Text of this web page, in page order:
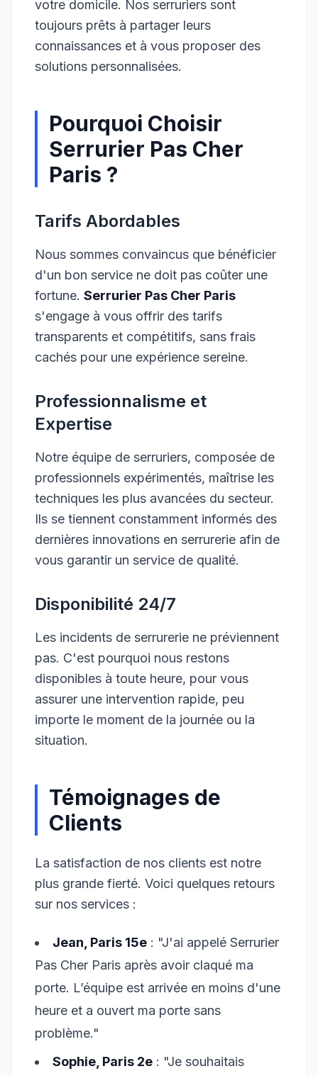
votre domicile. Nos serruriers sont
toujours prêts à partager leurs
connaissances et à vous proposer des
solutions personnalisées.
Pourquoi Choisir
Serrurier Pas Cher
Paris ?
Tarifs Abordables
Nous sommes convaincus que bénéficier
d'un bon service ne doit pas coûter une
fortune. Serrurier Pas Cher Paris
s'engage à vous offrir des tarifs
transparents et compétitifs, sans frais
cachés pour une expérience sereine.
Professionnalisme et
Expertise
Notre équipe de serruriers, composée de
professionnels expérimentés, maîtrise les
techniques les plus avancées du secteur.
Ils se tiennent constamment informés des
dernières innovations en serrurerie afin de
vous garantir un service de qualité.
Disponibilité 24/7
Les incidents de serrurerie ne préviennent
pas. C'est pourquoi nous restons
disponibles à toute heure, pour vous
assurer une intervention rapide, peu
importe le moment de la journée ou la
situation.
Témoignages de
Clients
La satisfaction de nos clients est notre
plus grande fierté. Voici quelques retours
sur nos services :
Jean, Paris 15e : "J'ai appelé Serrurier
Pas Cher Paris après avoir claqué ma
porte. L’équipe est arrivée en moins d'une
heure et a ouvert ma porte sans
problème."
Sophie, Paris 2e : "Je souhaitais